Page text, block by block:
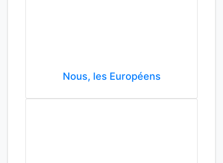
Nous, les Européens